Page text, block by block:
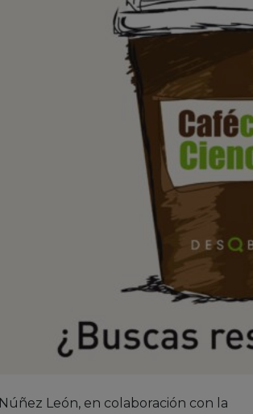
Núñez León, en colaboración con la